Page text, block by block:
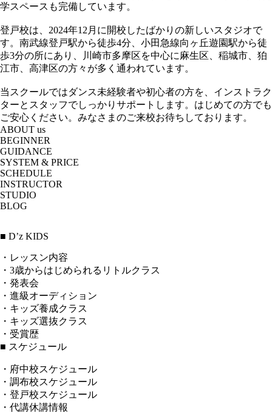
学スペースも完備しています。
登戸校は、2024年12月に開校したばかりの新しいスタジオで
す。南武線登戸駅から徒歩4分、小田急線向ヶ丘遊園駅から徒
歩3分の所にあり、川崎市多摩区を中心に麻生区、稲城市、狛
江市、高津区の方々が多く通われています。
当スクールではダンス未経験者や初心者の方を、インストラク
ターとスタッフでしっかりサポートします。はじめての方でも
ご安心ください。みなさまのご来校お待ちしております。
ABOUT us
BEGINNER
GUIDANCE
SYSTEM & PRICE
SCHEDULE
INSTRUCTOR
STUDIO
BLOG
■ D’z KIDS
・レッスン内容
・3歳からはじめられるリトルクラス
・発表会
・進級オーディション
・キッズ養成クラス
・キッズ選抜クラス
・受賞歴
■ スケジュール
・府中校スケジュール
・調布校スケジュール
・登戸校スケジュール
・代講休講情報